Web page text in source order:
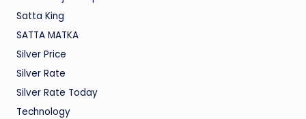
Satta King
SATTA MATKA
Silver Price
Silver Rate
Silver Rate Today
Technology